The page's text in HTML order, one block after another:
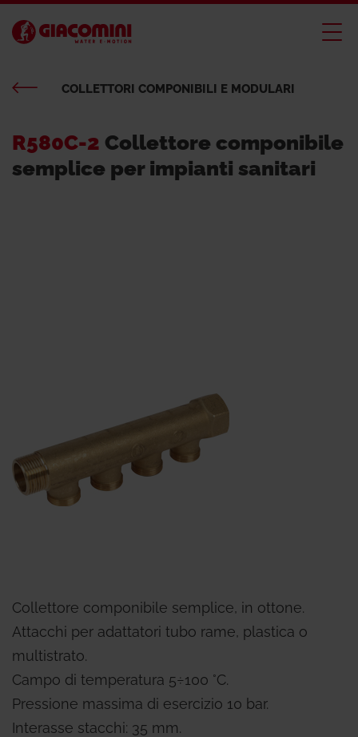
COLLETTORI COMPONIBILI E MODULARI
R580C-2 Collettore componibile
semplice per impianti sanitari
Collettore componibile semplice, in ottone.
Attacchi per adattatori tubo rame, plastica o
multistrato.
Campo di temperatura 5÷100 °C.
Pressione massima di esercizio 10 bar.
Interasse stacchi: 35 mm.